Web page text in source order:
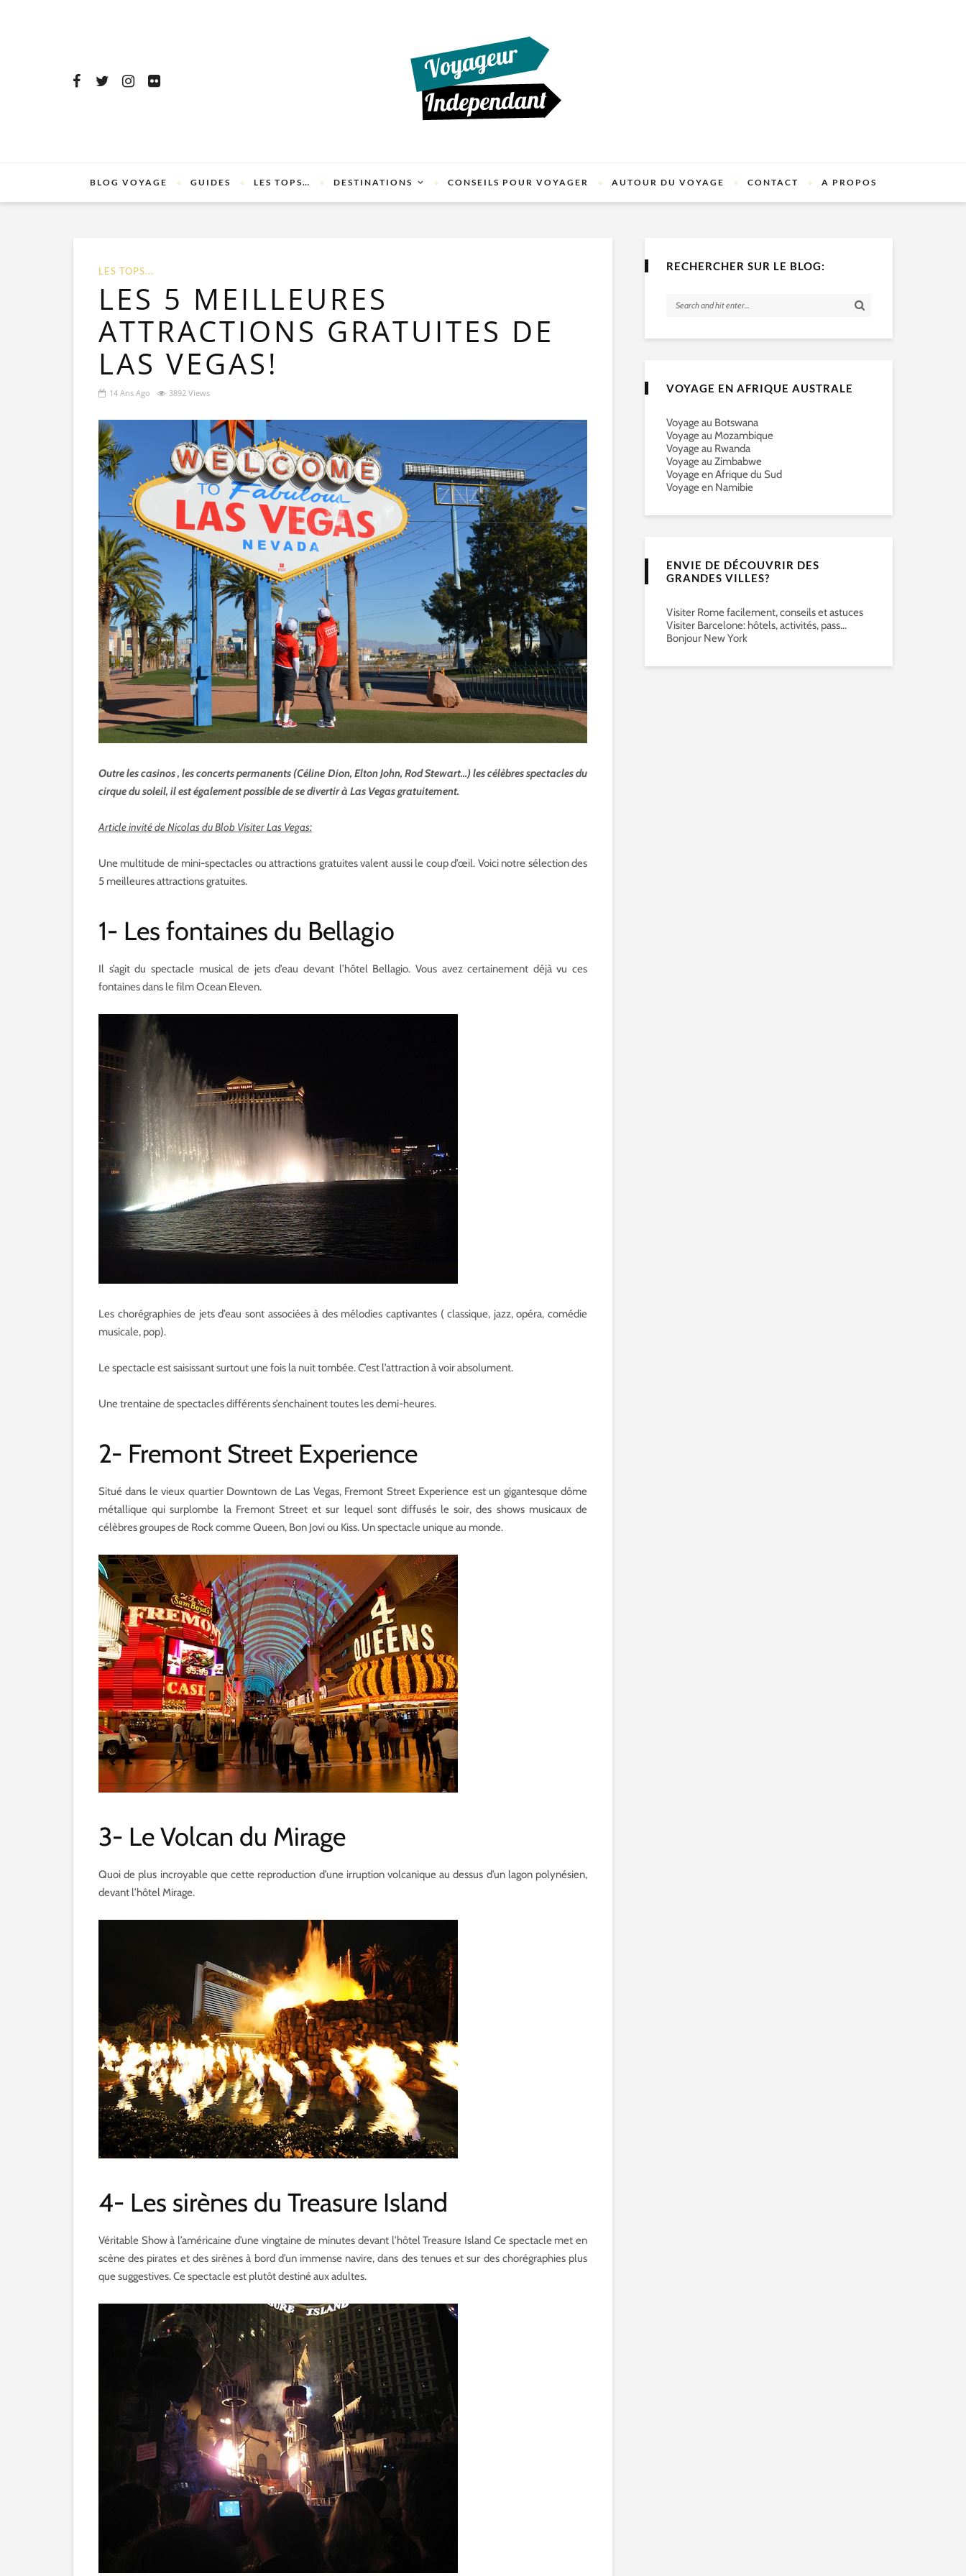
BLOG VOYAGE GUIDES LES TOPS… DESTINATIONS CONSEILS POUR VOYAGER AUTOUR DU VOYAGE CONTACT A PROPOS
LES TOPS...
LES 5 MEILLEURES
ATTRACTIONS GRATUITES DE
LAS VEGAS!
14 Ans Ago 3892 Views
Outre les casinos , les concerts permanents (Céline Dion, Elton John, Rod Stewart…) les célèbres spectacles du
cirque du soleil, il est également possible de se divertir à Las Vegas gratuitement.
Article invité de Nicolas du Blob Visiter Las Vegas:
Une multitude de mini-spectacles ou attractions gratuites valent aussi le coup d’œil. Voici notre sélection des
5 meilleures attractions gratuites.
1- Les fontaines du Bellagio
Il s’agit du spectacle musical de jets d’eau devant l’hôtel Bellagio. Vous avez certainement déjà vu ces
fontaines dans le film Ocean Eleven.
Les chorégraphies de jets d’eau sont associées à des mélodies captivantes ( classique, jazz, opéra, comédie
musicale, pop).
Le spectacle est saisissant surtout une fois la nuit tombée. C’est l’attraction à voir absolument.
Une trentaine de spectacles différents s’enchainent toutes les demi-heures.
2- Fremont Street Experience
Situé dans le vieux quartier Downtown de Las Vegas, Fremont Street Experience est un gigantesque dôme
métallique qui surplombe la Fremont Street et sur lequel sont diffusés le soir, des shows musicaux de
célèbres groupes de Rock comme Queen, Bon Jovi ou Kiss. Un spectacle unique au monde.
3- Le Volcan du Mirage
Quoi de plus incroyable que cette reproduction d’une irruption volcanique au dessus d’un lagon polynésien,
devant l’hôtel Mirage.
4- Les sirènes du Treasure Island
Véritable Show à l’américaine d’une vingtaine de minutes devant l’hôtel Treasure Island Ce spectacle met en
scène des pirates et des sirènes à bord d’un immense navire, dans des tenues et sur des chorégraphies plus
que suggestives. Ce spectacle est plutôt destiné aux adultes.
RECHERCHER SUR LE BLOG:
VOYAGE EN AFRIQUE AUSTRALE
Voyage au Botswana
Voyage au Mozambique
Voyage au Rwanda
Voyage au Zimbabwe
Voyage en Afrique du Sud
Voyage en Namibie
ENVIE DE DÉCOUVRIR DES
GRANDES VILLES?
Visiter Rome facilement, conseils et astuces
Visiter Barcelone: hôtels, activités, pass…
Bonjour New York